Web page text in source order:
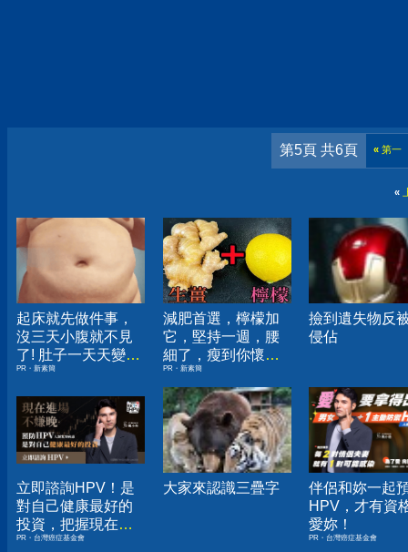
第5頁 共6頁 «第一
«
起床就先做件事，
沒三天小腹就不見
了! 肚子一天天變
小！
PR・新素簡
減肥首選，檸檬加
它，堅持一週，腰
細了，瘦到你懷疑
人生
PR・新素簡
撿到遺失物反
侵佔
立即諮詢HPV！是
對自己健康最好的
投資，把握現在不
嫌晚！
PR・台灣癌症基金會
大家來認識三疊字
伴侶和妳一起
HPV，才有資
愛妳！
PR・台灣癌症基金會